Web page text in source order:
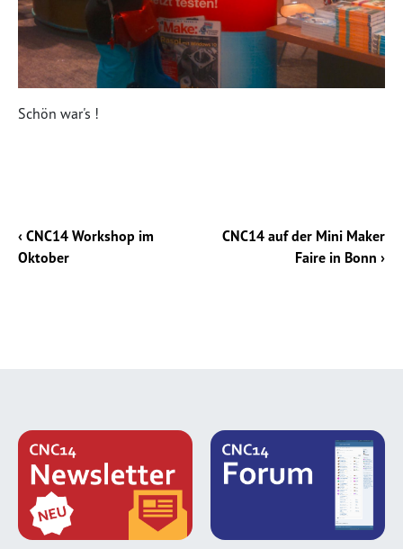
Schön war's !
‹ CNC14 Workshop im
Oktober
CNC14 auf der Mini Maker
Faire in Bonn ›